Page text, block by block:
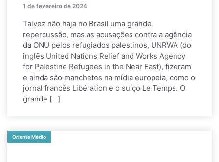
1 de fevereiro de 2024
Talvez não haja no Brasil uma grande
repercussão, mas as acusações contra a agência
da ONU pelos refugiados palestinos, UNRWA (do
inglês United Nations Relief and Works Agency
for Palestine Refugees in the Near East), fizeram
e ainda são manchetes na mídia europeia, como o
jornal francês Libération e o suíço Le Temps. O
grande […]
Oriente Médio